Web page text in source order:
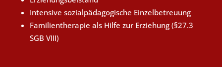
Intensive sozialpädagogische Einzelbetreuung
Familientherapie als Hilfe zur Erziehung (§27.3
SGB VIII)